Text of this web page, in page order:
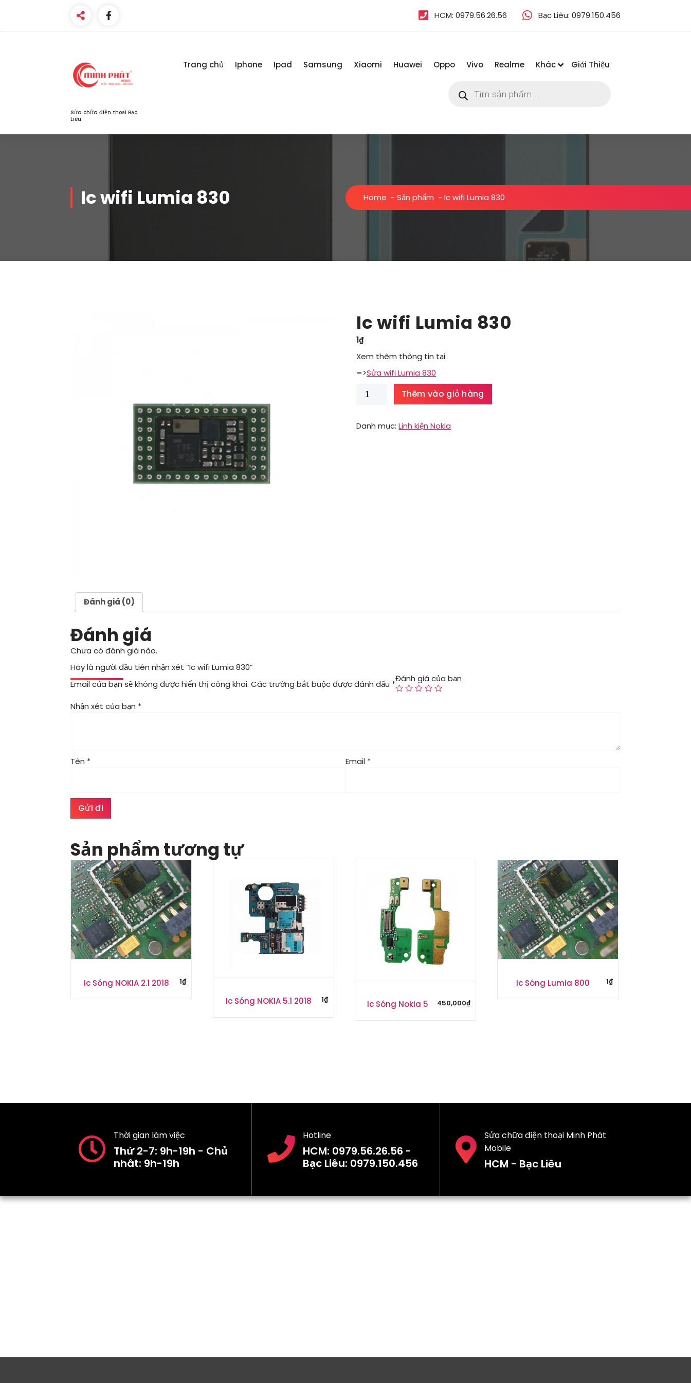
HCM: 0979.56.26.56 Bạc Liêu: 0979.150.456
Sửa chữa điện thoại Bạc
Liêu
Trang chủ Iphone Ipad Samsung Xiaomi Huawei Oppo Vivo Realme Khác
Giới Thiệu
kiếm
sản
Ic wifi Lumia 830 Home - Sản phẩm - Ic wifi Lumia 830
Ic wifi Lumia 830
1₫
Xem thêm thông tin tại:
=>Sửa wifi Lumia 830
wifi
830
Thêm vào giỏ hàng
Danh mục:Linh kiện Nokia
Đánh giá (0)
Đánh giá
Chưa có đánh giá nào.
Hãy là người đầu tiên nhận xét “Ic wifi Lumia 830”
Email của bạn sẽ không được hiển thị công khai. Các trường bắt buộc được đánh dấu *
Đánh giá của bạn
Nhận xét của bạn *
Tên * Email *
Sản phẩm tương tự
Ic Sóng NOKIA 2.1 2018 1₫
Ic Sóng NOKIA 5.1 2018 1₫ Ic Sóng Nokia 5 450,000₫
Ic Sóng Lumia 800 1₫
Thời gian làm việc
Thứ 2-7: 9h-19h - Chủ
nhât: 9h-19h
Hotline
HCM: 0979.56.26.56 -
Bạc Liêu: 0979.150.456
Sửa chữa điện thoại Minh Phát
Mobile
HCM - Bạc Liêu